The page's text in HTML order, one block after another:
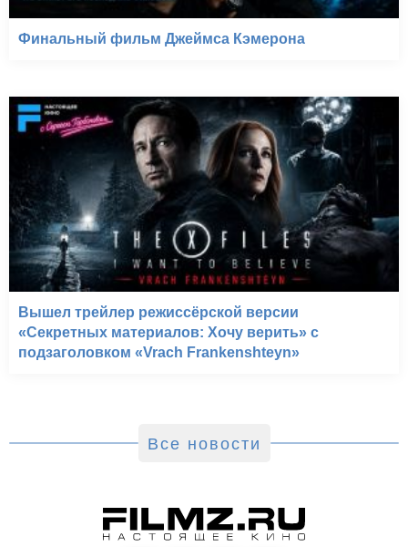
Финальный фильм Джеймса Кэмерона
Вышел трейлер режиссёрской версии
«Секретных материалов: Хочу верить» с
подзаголовком «Vrach Frankenshteyn»
Все новости